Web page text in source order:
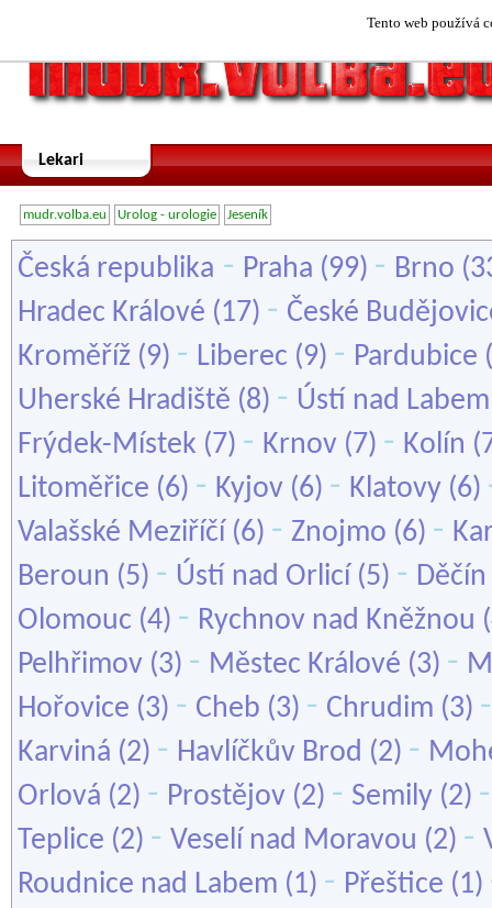
Tento web používá
Lekari
mudr.volba.eu Urolog - urologie Jeseník
Česká republika - Praha (99) - Brno
Hradec Králové (17) - České
Kroměříž (9) - Liberec (9) - Pardubice
Uherské Hradiště (8) - Ústí nad Labem
Frýdek-Místek (7) - Krnov (7) - Kolín
Litoměřice (6) - Kyjov (6) - Klatovy (6)
Valašské Meziříčí (6) - Znojmo (6) -
Beroun (5) - Ústí nad Orlicí (5) - Děčín
Olomouc (4) - Rychnov nad Kněžnou
Pelhřimov (3) - Městec Králové (3) -
Hořovice (3) - Cheb (3) - Chrudim (3)
Karviná (2) - Havlíčkův Brod (2) -
Orlová (2) - Prostějov (2) - Semily (2)
Teplice (2) - Veselí nad Moravou (2) -
Roudnice nad Labem (1) - Přeštice (1)